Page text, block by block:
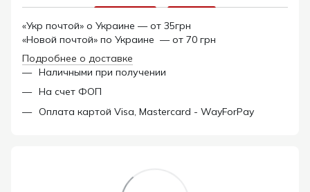
«Укр почтой» о Украине — от 35грн
«Новой почтой» по Украине — от 70 грн
Подробнее о доставке
Наличными при получении
На счет ФОП
Оплата картой Visa, Mastercard - WayForPay